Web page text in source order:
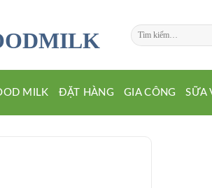
Tìm
kiếm:
MILK ĐẶT HÀNG GIA CÔNG SỮA